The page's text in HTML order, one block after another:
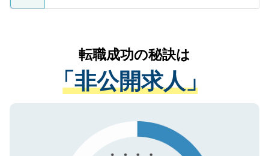
ているすべての個人データはご本人の許可
は、個人情報の取り扱いについての厳密な
管理基準を満たした事業者のみに付与され
る、プライバシーマークを取得済みです。
ご登録いただいた個人情報は、SSL（デー
で、機密保持に関してもご安心ください。
かがいして、現在の医療機関の状況や紹介
経験をまじえながら、適切なアドバイスを
させていただきます。すぐにご転職をされ
ない方には、長期的なサポートが可能です
ので、まずはご登録ください。
転職成功の秘訣は
「非公開求人」